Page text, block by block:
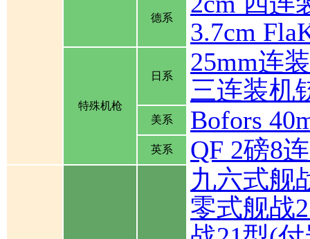
德系
3.7cm
特殊机枪
日系
25mm连
三连装机
美系 Bofors
英系 QF 2磅8
九六式舰
零式舰战